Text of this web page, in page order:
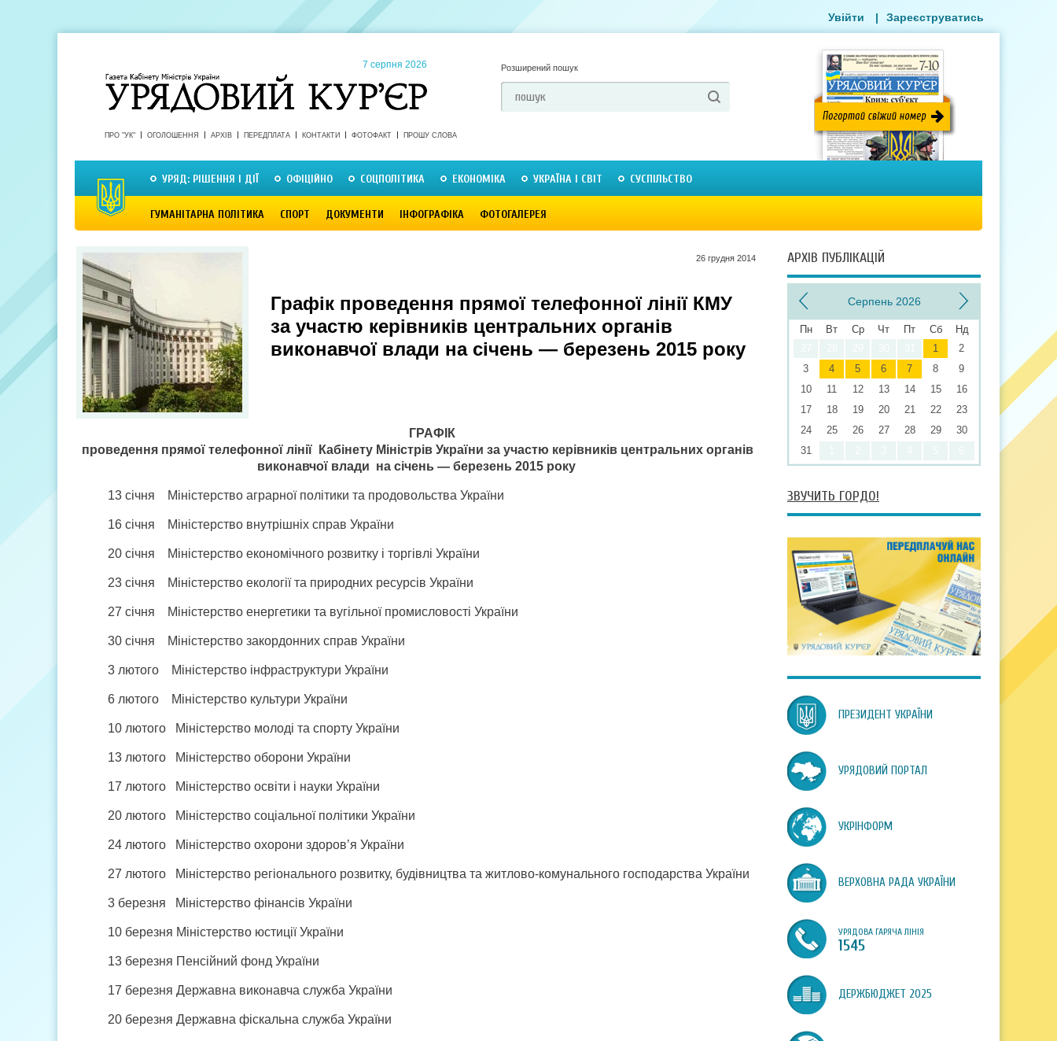
7 серпня 2026 Розширений пошук
ПРО "УК" ОГОЛОШЕННЯ АРХІВ ПЕРЕДПЛАТА КОНТАКТИ ФОТОФАКТ ПРОШУ СЛОВА
УРЯД: РІШЕННЯ І ДІЇ ОФІЦІЙНО СОЦПОЛІТИКА ЕКОНОМІКА УКРАЇНА І СВІТ СУСПІЛЬСТВО
ГУМАНІТАРНА ПОЛІТИКА СПОРТ ДОКУМЕНТИ ІНФОГРАФІКА ФОТОГАЛЕРЕЯ
Увійти | Зареєструватись
26 грудня 2014
Графік проведення прямої телефонної лінії КМУ
за участю керівників центральних органів
виконавчої влади на січень — березень 2015 року
ГРАФІК
проведення прямої телефонної лінії Кабінету Міністрів України за участю керівників центральних органів
виконавчої влади на січень — березень 2015 року
13 січня Міністерство аграрної політики та продовольства України
16 січня Міністерство внутрішніх справ України
20 січня Міністерство економічного розвитку і торгівлі України
23 січня Міністерство екології та природних ресурсів України
27 січня Міністерство енергетики та вугільної промисловості України
30 січня Міністерство закордонних справ України
3 лютого Міністерство інфраструктури України
6 лютого Міністерство культури України
10 лютого Міністерство молоді та спорту України
13 лютого Міністерство оборони України
17 лютого Міністерство освіти і науки України
20 лютого Міністерство соціальної політики України
24 лютого Міністерство охорони здоров’я України
27 лютого Міністерство регіонального розвитку, будівництва та житлово-комунального господарства України
3 березня Міністерство фінансів України
10 березня Міністерство юстиції України
13 березня Пенсійний фонд України
17 березня Державна виконавча служба України
20 березня Державна фіскальна служба України
АРХІВ ПУБЛІКАЦІЙ
Серпень 2026
Пн Вт Ср Чт Пт Сб
Нд
1
2
3
4 5 6 7 8
9
10
11 12 13 14 15
16
17
18 19 20 21 22
23
24
25 26 27 28 29
30
31
ЗВУЧИТЬ ГОРДО!
ПРЕЗИДЕНТ УКРАЇНИ
УРЯДОВИЙ ПОРТАЛ
УКРІНФОРМ
ВЕРХОВНА РАДА УКРАЇНИ
УРЯДОВА ГАРЯЧА ЛІНІЯ
1545
ДЕРЖБЮДЖЕТ 2025